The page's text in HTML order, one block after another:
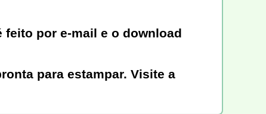
feito por e-mail e o download
para estampar. Visite a